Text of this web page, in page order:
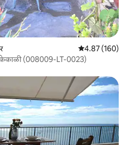
5 पैकी 4.87
4.87 (160)
(008009-LT-0023)